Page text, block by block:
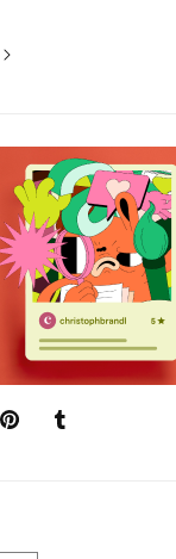
PinterestTumblr